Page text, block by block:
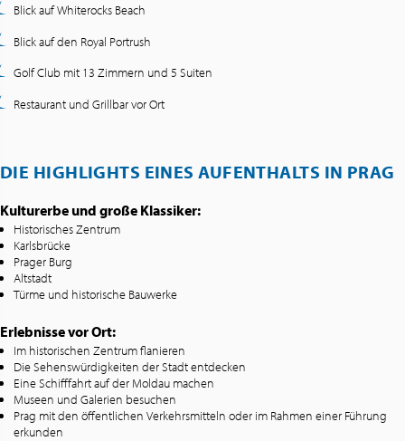
Blick auf Whiterocks Beach
Blick auf den Royal Portrush
Golf Club mit 13 Zimmern und 5 Suiten
Restaurant und Grillbar vor Ort
DIE HIGHLIGHTS EINES AUFENTHALTS IN PRAG
Kulturerbe und große Klassiker:
Historisches Zentrum
Karlsbrücke
Prager Burg
Altstadt
Türme und historische Bauwerke
Erlebnisse vor Ort:
Im historischen Zentrum flanieren
Die Sehenswürdigkeiten der Stadt entdecken
Eine Schifffahrt auf der Moldau machen
Museen und Galerien besuchen
Prag mit den öffentlichen Verkehrsmitteln oder im Rahmen einer Führung
erkunden